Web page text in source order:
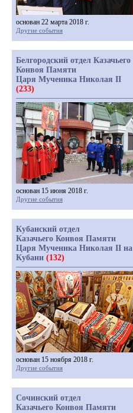
основан 22 марта 2018 г.
Другие события
Белгородский отдел Казачьего
Конвоя Памяти
Царя Мученика Николая II
(233)
основан 15 июня 2018 г.
Другие события
Кубанский отдел
Казачьего Конвоя Памяти
Царя Мученика Николая II на
Кубани (132)
основан 15 ноября 2018 г.
Другие события
Сочинский отдел
Казачьего Конвоя Памяти